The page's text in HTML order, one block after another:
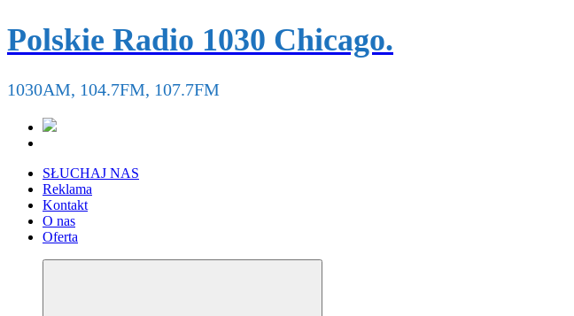
Polskie Radio 1030 Chicago.
1030AM, 104.7FM, 107.7FM
SŁUCHAJ NAS
Reklama
Kontakt
O nas
Oferta